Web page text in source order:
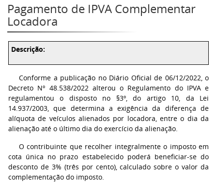
Pagamento de IPVA Complementar
Locadora
Descrição:
Conforme a publicação no Diário Oficial de 06/12/2022, o
Decreto Nº 48.538/2022 alterou o Regulamento do IPVA e
regulamentou o disposto no §3º, do artigo 10, da Lei
14.937/2003, que determina a exigência da diferença de
alíquota de veículos alienados por locadora, entre o dia da
alienação até o último dia do exercício da alienação.
O contribuinte que recolher integralmente o imposto em
cota única no prazo estabelecido poderá beneficiar-se do
desconto de 3% (três por cento), calculado sobre o valor da
complementação do imposto.